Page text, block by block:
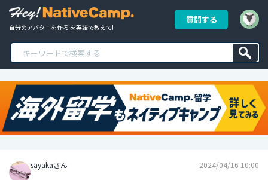
自分のアバターを作る を英語で教えて!
質問する
sayakaさん 2024/04/16 10:00